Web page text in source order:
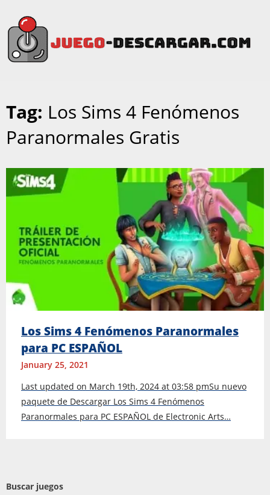
Tag: Los Sims 4 Fenómenos
Paranormales Gratis
Los Sims 4 Fenómenos Paranormales
para PC ESPAÑOL
January 25, 2021
Last updated on March 19th, 2024 at 03:58 pmSu nuevo
paquete de Descargar Los Sims 4 Fenómenos
Paranormales para PC ESPAÑOL de Electronic Arts…
Buscar juegos